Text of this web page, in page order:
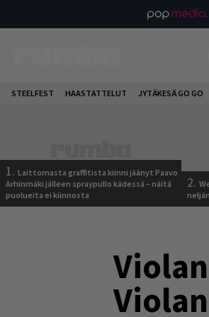
STEELFEST HAASTATTELUT JYTÄKESÄ GO GO
1. Laittomasta graffitista kiinni jäänyt Paavo
Arhinmäki jälleen spraypullo kädessä – näitä
puolueita ei kiinnosta
2.